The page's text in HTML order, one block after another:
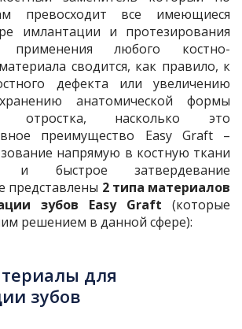
превосходит все имеющиеся
имлантации и протезирования
любого костно-
сводится, как правило, к
дефекта или увеличению
анатомической формы
отростка, насколько это
преимущество Easy Graft –
напрямую в костную ткани
быстрое затвердевание
представлены 2 типа материалов
зубов Easy Graft (которые
решением в данной сфере):
для
зубов